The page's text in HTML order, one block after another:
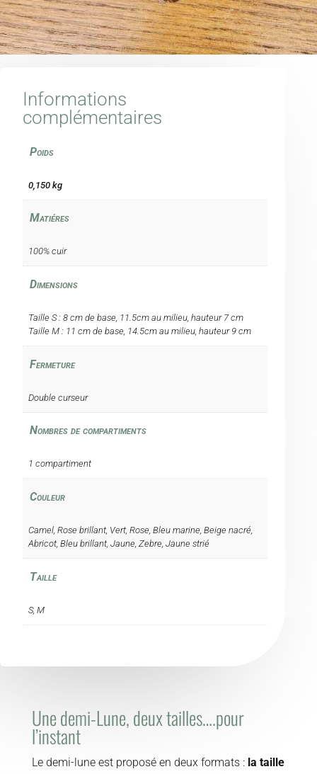
Informations
complémentaires
Poids
0,150 kg
Matiéres
100% cuir
Dimensions
Taille S : 8 cm de base, 11.5cm au milieu, hauteur 7 cm
Taille M : 11 cm de base, 14.5cm au milieu, hauteur 9 cm
Fermeture
Double curseur
Nombres de compartiments
1 compartiment
Couleur
Camel, Rose brillant, Vert, Rose, Bleu marine, Beige nacré,
Abricot, Bleu brillant, Jaune, Zebre, Jaune strié
Taille
S, M
Une demi-Lune, deux tailles….pour
l’instant
Le demi-lune est proposé en deux formats : la taille